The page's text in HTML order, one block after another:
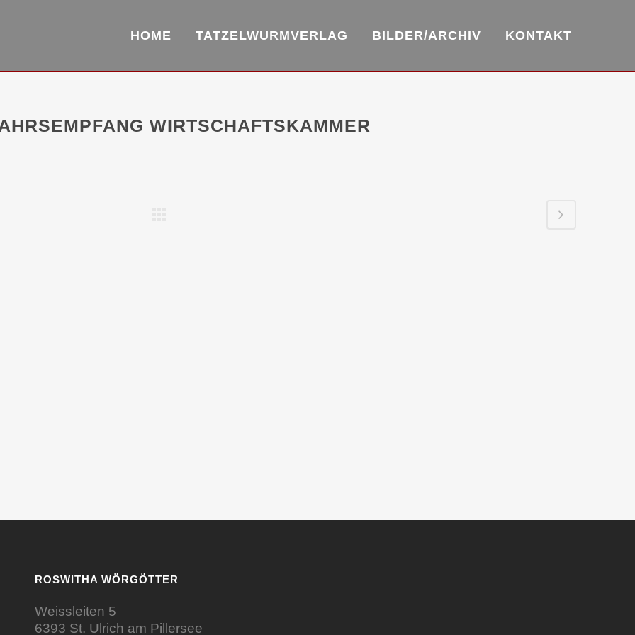
HOME TATZELWURMVERLAG BILDER/ARCHIV KONTAKT
WIRTSCHAFTSKAMMER
ROSWITHA WÖRGÖTTER
Weissleiten 5
6393 St. Ulrich am Pillersee